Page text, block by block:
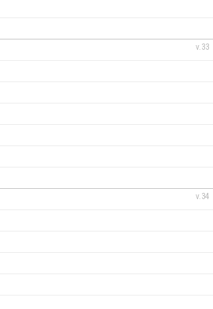
v.33
v.34